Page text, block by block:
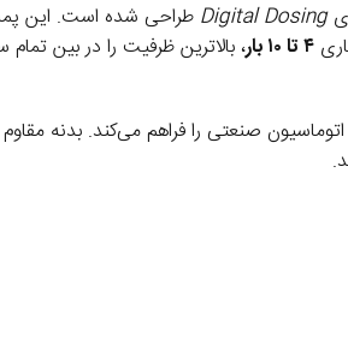
Digital Dosing طراحی شده است. این پمپ
۴ تا ۱۰ بار
، بالاترین ظرفیت را در بین
صنعتی را فراهم می‌کند. بدنه